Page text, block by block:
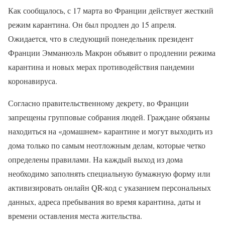
Как сообщалось, с 17 марта во Франции действует жесткий
режим карантина. Он был продлен до 15 апреля.
Ожидается, что в следующий понедельник президент
Франции Эмманюэль Макрон объявит о продлении режима
карантина и новых мерах противодействия пандемии
коронавируса.
Согласно правительственному декрету, во Франции
запрещены групповые собрания людей. Граждане обязаны
находиться на «домашнем» карантине и могут выходить из
дома только по самым неотложным делам, которые четко
определены правилами. На каждый выход из дома
необходимо заполнять специальную бумажную форму или
активизировать онлайн QR-код с указанием персональных
данных, адреса пребывания во время карантина, даты и
времени оставления места жительства.